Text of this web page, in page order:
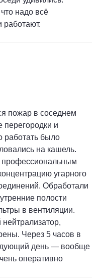
надо всё
работают.
пожар в соседнем
и
работать было
на кашель.
профессиональным
угарного
Обработали
полости
в вентиляции.
нейтрализатор,
Через 5 часов в
день — вообще
оперативно